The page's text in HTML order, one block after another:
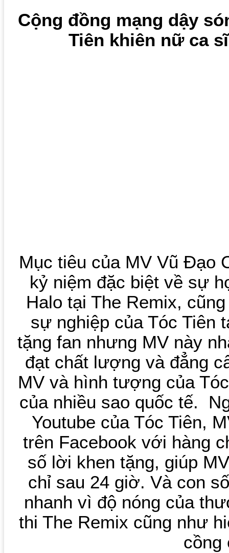
Cộng đồng mạng dậy
Tiên khiên nữ ca
Mục tiêu của MV Vũ Đạo
kỷ niệm đặc biệt về sự
Halo tại The Remix,
sự nghiệp của Tóc Tiên
tặng fan nhưng MV này
đạt chất lượng và đẳng
MV và hình tượng của
của nhiều sao quốc tế.
Youtube của Tóc Tiên,
trên Facebook với hàng
số lời khen tặng, giúp
chỉ sau 24 giờ. Và con
nhanh vì độ nóng của
thi The Remix cũng như
cồng